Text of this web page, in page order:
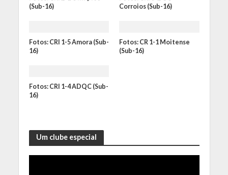
(Sub-16)
Corroios (Sub-16)
Fotos: CRI 1-5 Amora (Sub-
16)
Fotos: CR 1-1 Moitense
(Sub-16)
Fotos: CRI 1-4 ADQC (Sub-
16)
Um clube especial